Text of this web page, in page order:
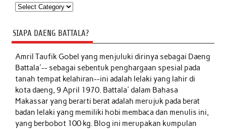
Kategori
SIAPA DAENG BATTALA?
Amril Taufik Gobelyang menjuluki dirinya sebagai Daeng
Battala'-- sebagai sebentuk penghargaan spesial pada
tanah tempat kelahiran--ini adalah lelaki yang lahir di
kota daeng, 9 April 1970. Battala' dalam Bahasa
Makassar yang berarti berat adalah merujuk pada berat
badan lelaki yang memiliki hobi membaca dan menulis ini,
yang berbobot 100 kg. Blog ini merupakan kumpulan